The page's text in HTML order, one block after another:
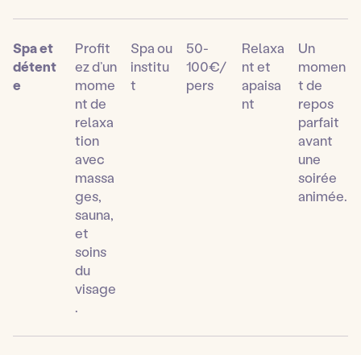
Spa et
détent
e
Profit
ez d’un
mome
nt de
relaxa
tion
avec
massa
ges,
sauna,
et
soins
du
visage
.
Spa ou
institu
t
50-
100€/
pers
Relaxa
nt et
apaisa
nt
Un
momen
t de
repos
parfait
avant
une
soirée
animée.